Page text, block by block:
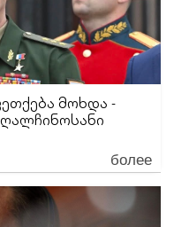
მოხდა -
более